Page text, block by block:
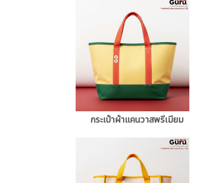
กระเป๋าผ้าแคนวาสพรีเมียม